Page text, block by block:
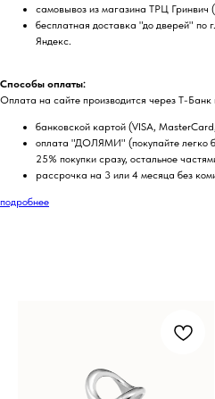
самовывоз из магазина ТРЦ Гринвич
бесплатная доставка "до дверей" по
Яндекс.
Способы оплаты:
Оплата на сайте производится через Т-
банковской картой (VISA,
оплата "ДОЛЯМИ" (покупайте легко
25% покупки сразу, остальное
рассрочка на 3 или 4 месяца без
подробнее